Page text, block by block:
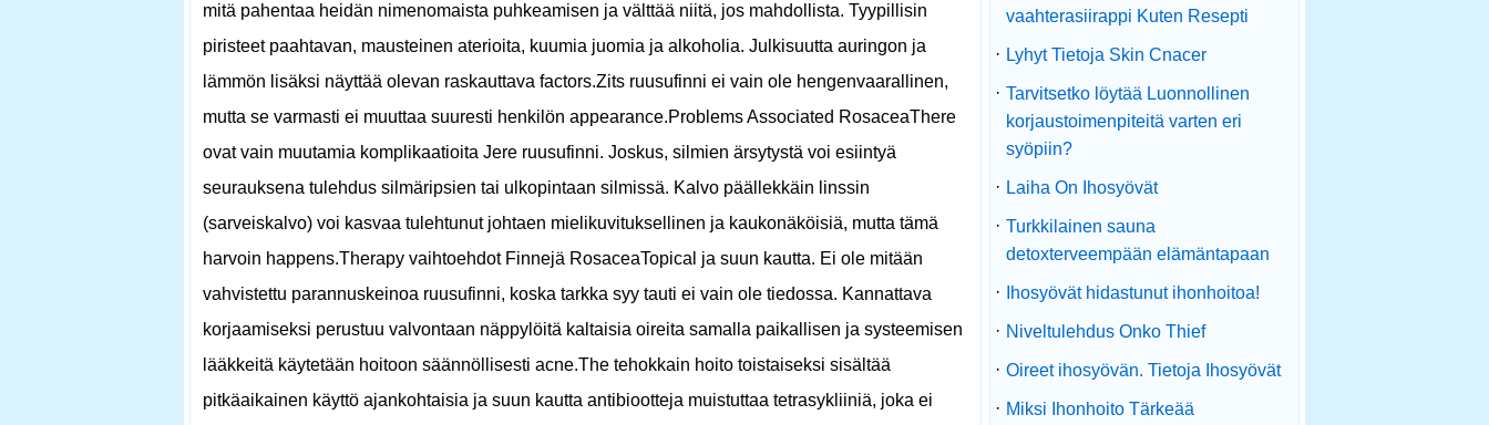
mitä pahentaa heidän nimenomaista puhkeamisen ja välttää niitä, jos mahdollista. Tyypillisin
piristeet paahtavan, mausteinen aterioita, kuumia juomia ja alkoholia. Julkisuutta auringon ja
lämmön lisäksi näyttää olevan raskauttava factors.Zits ruusufinni ei vain ole hengenvaarallinen,
mutta se varmasti ei muuttaa suuresti henkilön appearance.Problems Associated RosaceaThere
ovat vain muutamia komplikaatioita Jere ruusufinni. Joskus, silmien ärsytystä voi esiintyä
seurauksena tulehdus silmäripsien tai ulkopintaan silmissä. Kalvo päällekkäin linssin
(sarveiskalvo) voi kasvaa tulehtunut johtaen mielikuvituksellinen ja kaukonäköisiä, mutta tämä
harvoin happens.Therapy vaihtoehdot Finnejä RosaceaTopical ja suun kautta. Ei ole mitään
vahvistettu parannuskeinoa ruusufinni, koska tarkka syy tauti ei vain ole tiedossa. Kannattava
korjaamiseksi perustuu valvontaan näppylöitä kaltaisia ​​oireita samalla paikallisen ja systeemisen
lääkkeitä käytetään hoitoon säännöllisesti acne.The tehokkain hoito toistaiseksi sisältää
pitkäaikainen käyttö ajankohtaisia ​​ja suun kautta antibiootteja muistuttaa tetrasykliiniä, joka ei
vaahterasiirappi Kuten Resepti
· Lyhyt Tietoja Skin Cnacer
· Tarvitsetko löytää Luonnollinen
korjaustoimenpiteitä varten eri
syöpiin?
· Laiha On Ihosyövät
· Turkkilainen sauna
detoxterveempään elämäntapaan
·
Ihosyövät hidastunut ihonhoitoa!
· Niveltulehdus Onko Thief
· Oireet ihosyövän. Tietoja Ihosyövät
· Miksi Ihonhoito Tärkeää